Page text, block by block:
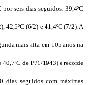
por seis dias seguidos: 39,4ºC
42,6ºC (6/2) e 41,4ºC (7/2). A
mais alta em 105 anos na
de 1º/1/1943) e recorde
dias seguidos com máximas